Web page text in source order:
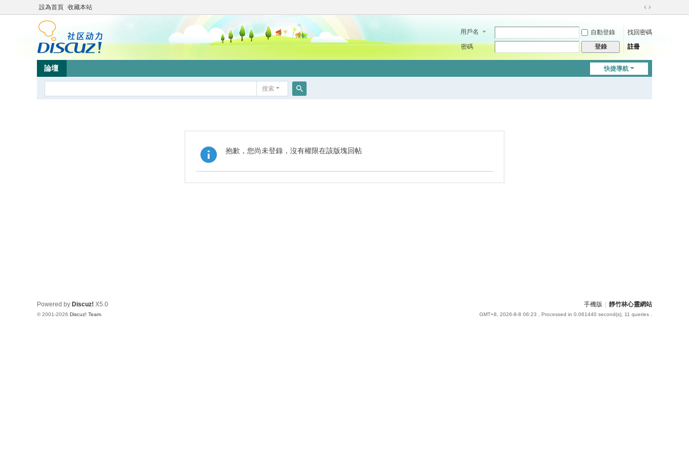
設為首頁 收藏本站
切
到
用戶名 自動登錄
找回密碼
密碼
登錄 註冊
快捷導航
論壇
搜索
抱歉，您尚未登錄，沒有權限在該版塊回帖
手機版 靜竹林心靈網站
GMT+8, 2026-8-8 06:23 , Processed in 0.061440 second(s), 11 queries .
Powered by Discuz! X5.0
© 2001-2026 Discuz! Team